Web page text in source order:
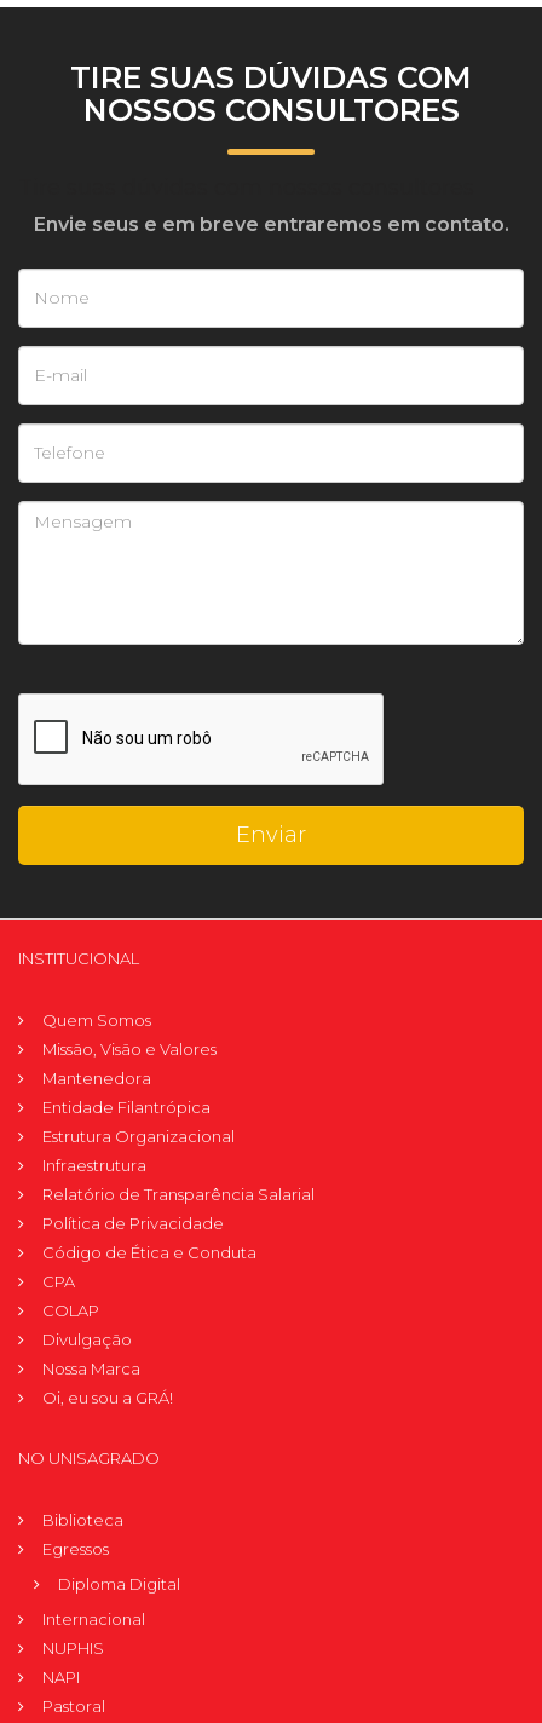
TIRE SUAS DÚVIDAS COM
NOSSOS CONSULTORES
Envie seus e em breve entraremos em contato.
INSTITUCIONAL
Quem Somos
Missão, Visão e Valores
Mantenedora
Entidade Filantrópica
Estrutura Organizacional
Infraestrutura
Relatório de Transparência Salarial
Política de Privacidade
Código de Ética e Conduta
CPA
COLAP
Divulgação
Nossa Marca
Oi, eu sou a GRÁ!
NO UNISAGRADO
Biblioteca
Egressos
Diploma Digital
Internacional
NUPHIS
NAPI
Pastoral